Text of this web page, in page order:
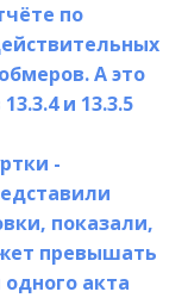
по
А это
и 13.3.5
-
показали,
превышать
одного акта